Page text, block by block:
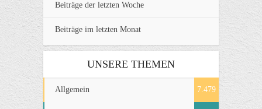
Beiträge der letzten Woche
Beiträge im letzten Monat
UNSERE THEMEN
Allgemein 7.479